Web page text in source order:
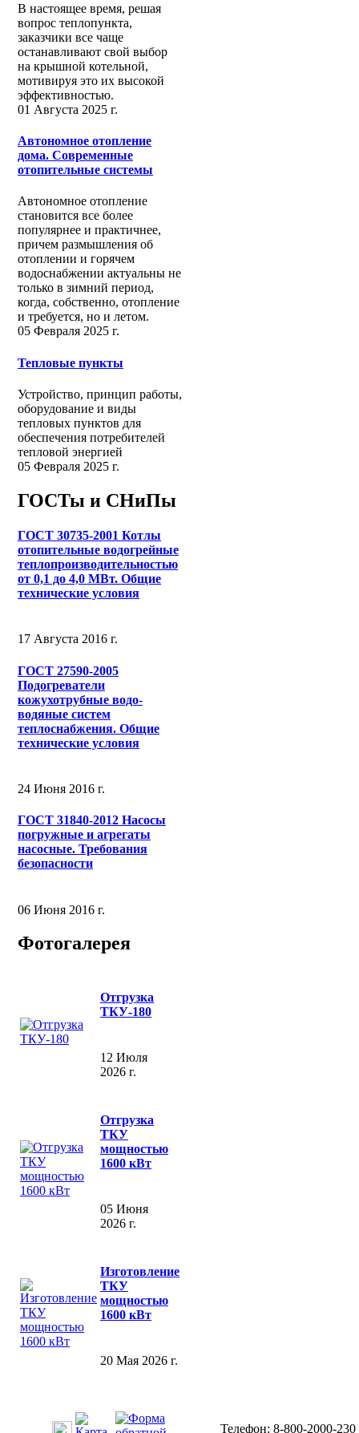
В настоящее время, решая
вопрос теплопункта,
заказчики все чаще
останавливают свой выбор
на крышной котельной,
мотивируя это их высокой
эффективностью.
01 Августа 2025 г.
Автономное отопление
дома. Современные
отопительные системы
Автономное отопление
становится все более
популярнее и практичнее,
причем размышления об
отоплении и горячем
водоснабжении актуальны не
только в зимний период,
когда, собственно, отопление
и требуется, но и летом.
05 Февраля 2025 г.
Тепловые пункты
Устройство, принцип работы,
оборудование и виды
тепловых пунктов для
обеспечения потребителей
тепловой энергией
05 Февраля 2025 г.
ГОСТы и СНиПы
ГОСТ 30735-2001 Котлы
отопительные водогрейные
теплопроизводительностью
от 0,1 до 4,0 МВт. Общие
технические условия
17 Августа 2016 г.
ГОСТ 27590-2005
Подогреватели
кожухотрубные водо-
водяные систем
теплоснабжения. Общие
технические условия
24 Июня 2016 г.
ГОСТ 31840-2012 Насосы
погружные и агрегаты
насосные. Требования
безопасности
06 Июня 2016 г.
Фотогалерея
Отгрузка
ТКУ-180
12 Июля
2026 г.
Отгрузка
ТКУ
мощностью
1600 кВт
05 Июня
2026 г.
Изготовление
ТКУ
мощностью
1600 кВт
20 Мая 2026 г.
Телефон: 8-800-2000-230